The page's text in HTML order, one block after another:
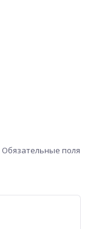
Обязательные поля